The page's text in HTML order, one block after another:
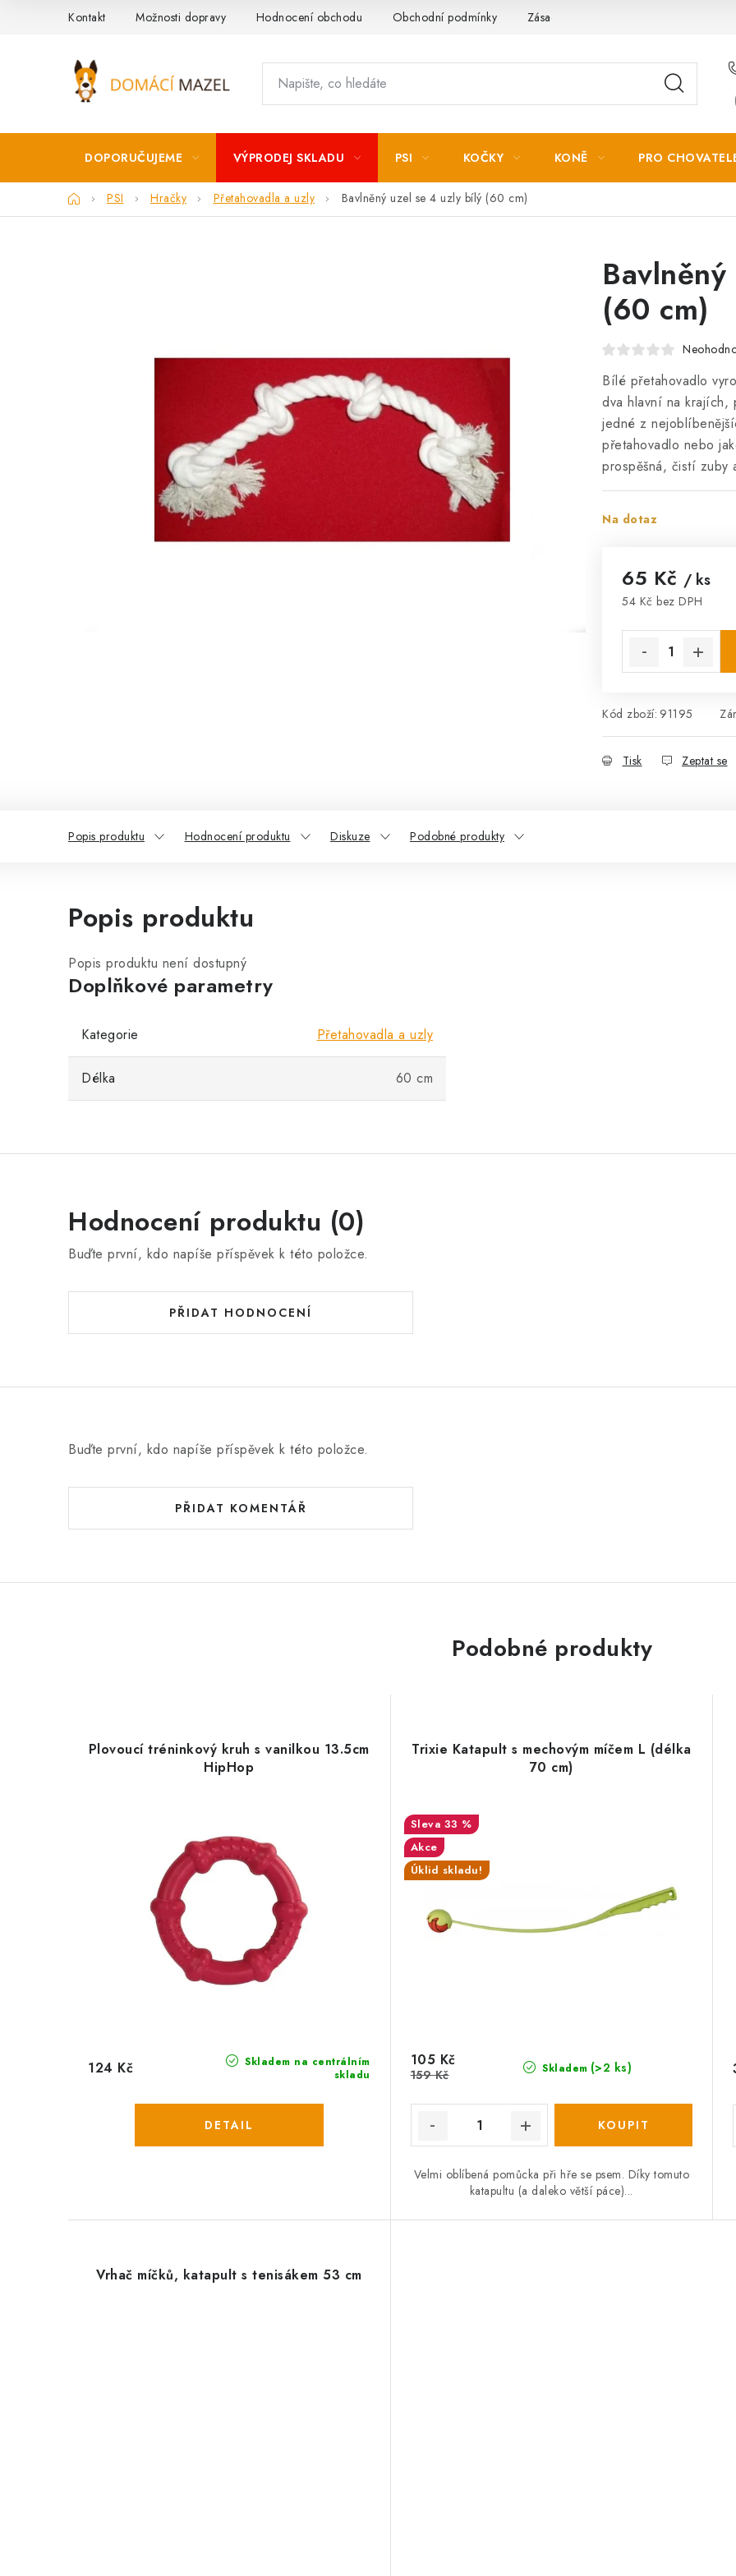
Kontakt Možnosti dopravy Hodnocení obchodu Obchodní podmínky Zásady zpracování osobních údajů
DOPORUČUJEME VÝPRODEJ SKLADU PSI KOČKY KONĚ PRO
DomůPSI Hračky Přetahovadla a uzly Bavlněný uzel se 4 uzly bílý (60 cm)
(60 cm)
Bílé přetahovadlo
dva hlavní na krajích,
jedné z
přetahovadlo nebo
prospěšná, čistí zuby
Na dotaz
65 Kč / ks
54 Kč bez DPH
Kód zboží: 91195
Tisk Zeptat se
Popis produktu Hodnocení produktu Diskuze Podobné produkty
Popis produktu
Popis produktu není dostupný
Doplňkové parametry
Kategorie Přetahovadla a uzly
Délka 60 cm
Hodnocení produktu (0)
Buďte první, kdo napíše příspěvek k této položce.
PŘIDAT HODNOCENÍ
Buďte první, kdo napíše příspěvek k této položce.
PŘIDAT KOMENTÁŘ
Podobné produkty
Plovoucí tréninkový kruh s vanilkou 13.5cm
HipHop
Skladem na centrálním
skladu
124 Kč
Trixie Katapult s mechovým míčem L (délka
70 cm)
33 %
Akce
Úklid skladu!
Skladem (>2 ks)
105 Kč
159 Kč
Velmi oblíbená pomůcka při hře se psem. Díky tomuto
katapultu (a daleko větší páce)...
Vrhač míčků, katapult s tenisákem 53 cm